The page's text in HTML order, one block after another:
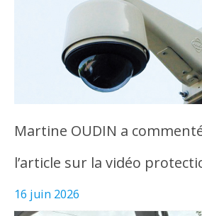
Martine OUDIN a
l’article sur la vidéo
16 juin 2026